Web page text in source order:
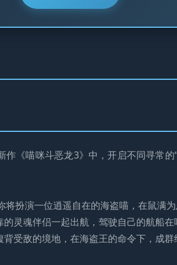
《喵咪斗恶龙3》中，开启不同寻常
扮演一位逍遥自在的海盗喵，在鼠满
灵魂伴侣一起出航，驾驶自己的航船
受敌的境地，在海盗王的命令下，成